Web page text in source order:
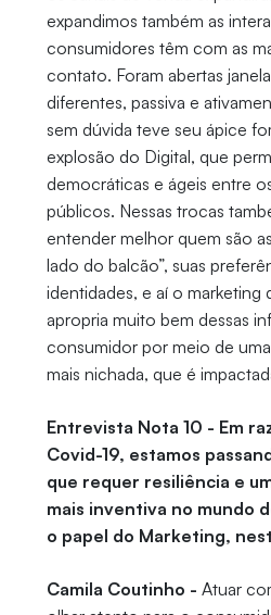
expandimos também as
consumidores têm com as
contato. Foram abertas
diferentes, passiva e
sem dúvida teve seu ápice
explosão do Digital, que
democráticas e ágeis entre
públicos. Nessas trocas
entender melhor quem são
lado do balcão”, suas
identidades, e aí o marketing
apropria muito bem dessas
consumidor por meio de
mais nichada, que é
Entrevista Nota 10 - Em
Covid-19, estamos
que requer resiliência e
mais inventiva no mundo
o papel do Marketing,
Camila Coutinho - Atuar